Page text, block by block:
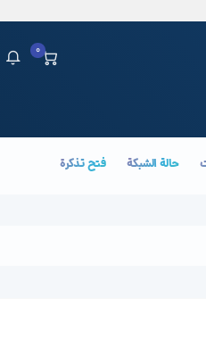
0
لا يوجد لديك إشعارات حالياً.
حالة الشبكة فتح تذكرة